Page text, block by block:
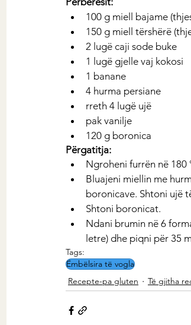
100 g miell bajame
150 g miell tërshërë
2 lugë caji sode buke
1 lugë gjelle vaj kokosi
1 banane
4 hurma persiane
rreth 4 lugë ujë
pak vanilje
120 g boronica
Përgatitja:
Ngroheni furrën në 180
Bluajeni miellin me
boronicave. Shtoni ujë
Shtoni boronicat.
Ndani brumin në 6
letre) dhe piqni për 35
Tags:
Ëmbëlsira të vogla
Recepte-pa gluten
Të gjitha